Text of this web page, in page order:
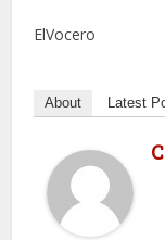
ElVocero
About Latest